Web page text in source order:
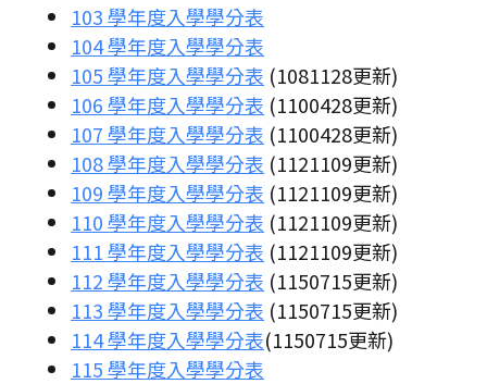
103 學年度入學學分表
104 學年度入學學分表
105 學年度入學學分表 (1081128更新)
106 學年度入學學分表 (1100428更新)
107 學年度入學學分表 (1100428更新)
108 學年度入學學分表 (1121109更新)
109 學年度入學學分表 (1121109更新)
110 學年度入學學分表 (1121109更新)
111 學年度入學學分表 (1121109更新)
112 學年度入學學分表 (1150715更新)
113 學年度入學學分表 (1150715更新)
114 學年度入學學分表(1150715更新)
115 學年度入學學分表